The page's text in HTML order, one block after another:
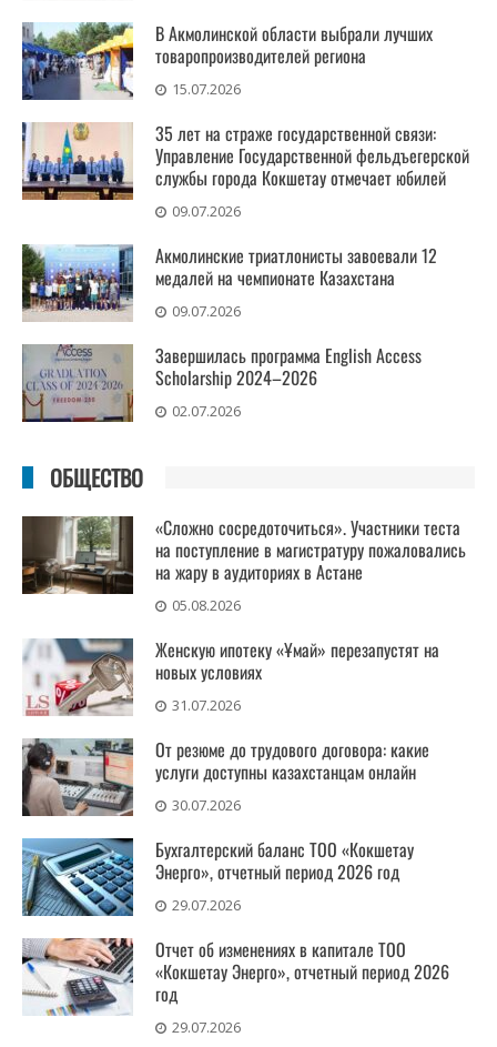
В Акмолинской области выбрали лучших
товаропроизводителей региона
15.07.2026
35 лет на страже государственной связи:
Управление Государственной фельдъегерской
службы города Кокшетау отмечает юбилей
09.07.2026
Акмолинские триатлонисты завоевали 12
медалей на чемпионате Казахстана
09.07.2026
Завершилась программа English Access
Scholarship 2024–2026
02.07.2026
ОБЩЕСТВО
«Сложно сосредоточиться». Участники теста
на поступление в магистратуру пожаловались
на жару в аудиториях в Астане
05.08.2026
Женскую ипотеку «Ұмай» перезапустят на
новых условиях
31.07.2026
От резюме до трудового договора: какие
услуги доступны казахстанцам онлайн
30.07.2026
Бухгалтерский баланс ТОО «Кокшетау
Энерго», отчетный период 2026 год
29.07.2026
Отчет об изменениях в капитале ТОО
«Кокшетау Энерго», отчетный период 2026
год
29.07.2026